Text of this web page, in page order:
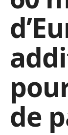
de